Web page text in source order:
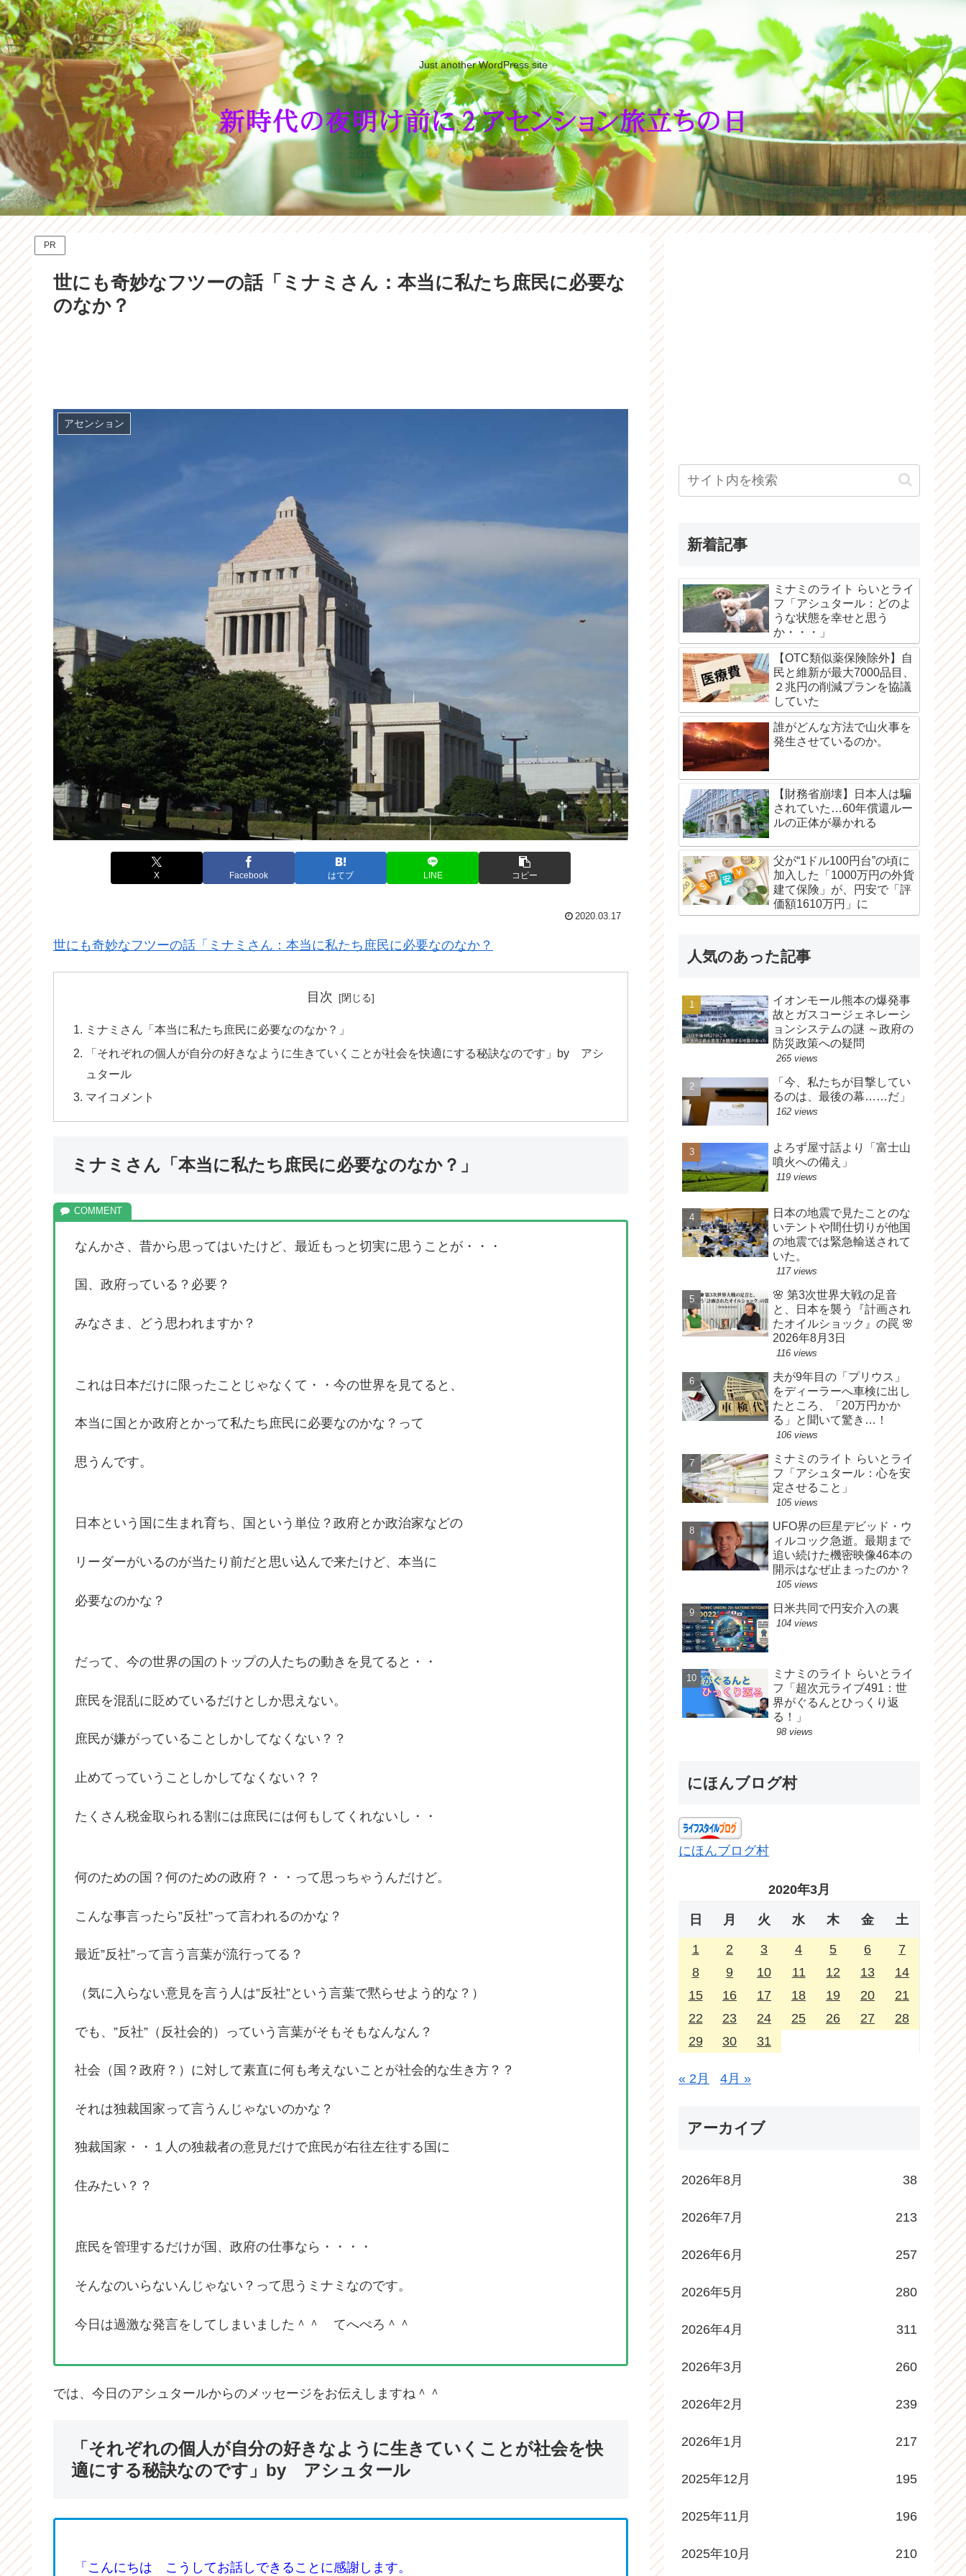
Just another WordPress site
PR
世にも奇妙なフツーの話「ミナミさん：本当に私たち庶民に必要な
のなか？
アセンション
X Facebook はてブ LINE コピー
2020.03.17
世にも奇妙なフツーの話「ミナミさん：本当に私たち庶民に必要なのなか？
目次
ミナミさん「本当に私たち庶民に必要なのなか？」
「それぞれの個人が自分の好きなように生きていくことが社会を快適にする秘訣なのです」by アシ
ュタール
マイコメント
ミナミさん「本当に私たち庶民に必要なのなか？」
なんかさ、昔から思ってはいたけど、最近もっと切実に思うことが・・・
国、政府っている？必要？
みなさま、どう思われますか？
これは日本だけに限ったことじゃなくて・・今の世界を見てると、
本当に国とか政府とかって私たち庶民に必要なのかな？って
思うんです。
日本という国に生まれ育ち、国という単位？政府とか政治家などの
リーダーがいるのが当たり前だと思い込んで来たけど、本当に
必要なのかな？
だって、今の世界の国のトップの人たちの動きを見てると・・
庶民を混乱に貶めているだけとしか思えない。
庶民が嫌がっていることしかしてなくない？？
止めてっていうことしかしてなくない？？
たくさん税金取られる割には庶民には何もしてくれないし・・
何のための国？何のための政府？・・って思っちゃうんだけど。
こんな事言ったら”反社”って言われるのかな？
最近”反社”って言う言葉が流行ってる？
（気に入らない意見を言う人は”反社”という言葉で黙らせよう的な？）
でも、”反社”（反社会的）っていう言葉がそもそもなんなん？
社会（国？政府？）に対して素直に何も考えないことが社会的な生き方？？
それは独裁国家って言うんじゃないのかな？
独裁国家・・１人の独裁者の意見だけで庶民が右往左往する国に
住みたい？？
庶民を管理するだけが国、政府の仕事なら・・・・
そんなのいらないんじゃない？って思うミナミなのです。
今日は過激な発言をしてしまいました＾＾ てへぺろ＾＾
では、今日のアシュタールからのメッセージをお伝えしますね＾＾
「それぞれの個人が自分の好きなように生きていくことが社会を快
適にする秘訣なのです」by アシュタール
「こんにちは こうしてお話しできることに感謝します。
新着記事
ミナミのライト らいとライ
フ「アシュタール：どのよ
うな状態を幸せと思う
か・・・」
【OTC類似薬保険除外】自
民と維新が最大7000品目、
２兆円の削減プランを協議
していた
誰がどんな方法で山火事を
発生させているのか。
【財務省崩壊】日本人は騙
されていた…60年償還ルー
ルの正体が暴かれる
父が“1ドル100円台”の頃に
加入した「1000万円の外貨
建て保険」が、円安で「評
価額1610万円」に
人気のあった記事
イオンモール熊本の爆発事
故とガスコージェネレーシ
ョンシステムの謎 ～政府の
防災政策への疑問
265 views
「今、私たちが目撃してい
るのは、最後の幕……だ」
162 views
よろず屋寸話より「富士山
噴火への備え」
119 views
日本の地震で見たことのな
いテントや間仕切りが他国
の地震では緊急輸送されて
いた。
117 views
🌸 第3次世界大戦の足音
と、日本を襲う『計画され
たオイルショック』の罠 🌸
2026年8月3日
116 views
夫が9年目の「プリウス」
をディーラーへ車検に出し
たところ、「20万円かか
る」と聞いて驚き…！
106 views
ミナミのライト らいとライ
フ「アシュタール：心を安
定させること」
105 views
UFO界の巨星デビッド・ウ
ィルコック急逝。最期まで
追い続けた機密映像46本の
開示はなぜ止まったのか？
105 views
日米共同で円安介入の裏
104 views
ミナミのライト らいとライ
フ「超次元ライブ491：世
界がぐるんとひっくり返
る！」
98 views
にほんブログ村
にほんブログ村
2020年3月
日 月 火 水 木 金 土
1 2 3 4 5 6
7
8
9 10 11 12 13
14
15
16 17 18 19 20
21
22
23 24 25 26 27
28
29
30 31
« 2月 4月 »
アーカイブ
2026年8月 38
2026年7月 213
2026年6月 257
2026年5月 280
2026年4月 311
2026年3月 260
2026年2月 239
2026年1月 217
2025年12月 195
2025年11月 196
2025年10月 210